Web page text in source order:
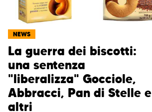
NEWS
La guerra dei biscotti:
una sentenza
"liberalizza" Gocciole,
Abbracci, Pan di Stelle e
altri